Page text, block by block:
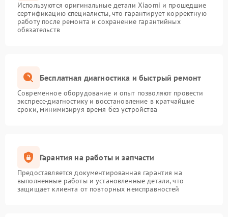
Используются оригинальные детали Xiaomi и прошедшие
сертификацию специалисты, что гарантирует корректную
работу после ремонта и сохранение гарантийных
обязательств
Бесплатная диагностика и быстрый ремонт
Современное оборудование и опыт позволяют провести
экспресс-диагностику и восстановление в кратчайшие
сроки, минимизируя время без устройства
Гарантия на работы и запчасти
Предоставляется документированная гарантия на
выполненные работы и установленные детали, что
защищает клиента от повторных неисправностей